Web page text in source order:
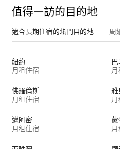
值得一訪的目的地
適合長期住宿的熱門目的地 周
紐約
月租住宿
月
佛羅倫斯
月租住宿
雅
月
邁阿密
月租住宿
蒙
月